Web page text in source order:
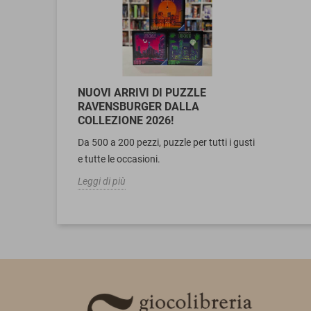
NUOVI ARRIVI DI PUZZLE
RAVENSBURGER DALLA
COLLEZIONE 2026!
Da 500 a 200 pezzi, puzzle per tutti i gusti
e tutte le occasioni.
Leggi di più